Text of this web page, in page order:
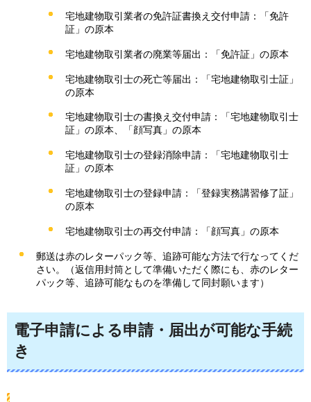
宅地建物取引業者の免許証書換え交付申請：「免許
証」の原本
宅地建物取引業者の廃業等届出：「免許証」の原本
宅地建物取引士の死亡等届出：「宅地建物取引士証」
の原本
宅地建物取引士の書換え交付申請：「宅地建物取引士
証」の原本、「顔写真」の原本
宅地建物取引士の登録消除申請：「宅地建物取引士
証」の原本
宅地建物取引士の登録申請：「登録実務講習修了証」
の原本
宅地建物取引士の再交付申請：「顔写真」の原本
郵送は赤のレターパック等、追跡可能な方法で行なってくだ
さい。（返信用封筒として準備いただく際にも、赤のレター
パック等、追跡可能なものを準備して同封願います）
電子申請による申請・届出が可能な手続
き